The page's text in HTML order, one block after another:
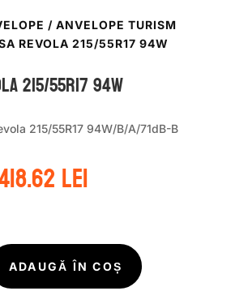
/ ANVELOPE TURISM
REVOLA 215/55R17 94W
215/55R17 94W
215/55R17 94W/B/A/71dB-B
lei.
leiPrețul
curent
ADAUGĂ ÎN COȘ